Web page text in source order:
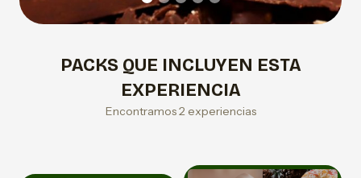
PACKS QUE INCLUYEN ESTA
EXPERIENCIA
Encontramos 2 experiencias